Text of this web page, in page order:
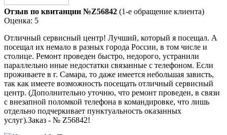
Отзыв по квитанции №Z56842 (1-е обращение клиента)
Оценка: 5
Отличный сервисный центр! Лучший, который я посещал. А
посещал их немало в разных города России, в том числе и
столице. Ремонт проведен быстро, недорого, устранили
параллельно иные недостатки связанные с телефоном. Если
проживаете в г. Самара, то даже имеется небольшая зависть,
так как имеете возможность посещать отличный сервисный
центр. (Дополнительно уточню, что ремонт проведен, в связи
с внезапной поломкой телефона в командировке, что лишь
отдельно подчеркивает пунктуальность оказанных
услуг).Заказ - № Z56842!